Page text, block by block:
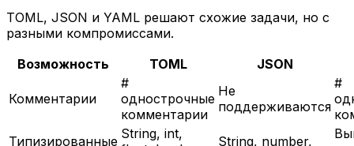
TOML, JSON и YAML решают схожие задачи, но с
разными компромиссами.
Возможность
TOML JSON
Комментарии
#
однострочные
комментарии
Не
поддерживаются
#
Типизированные String, int,
String, number,